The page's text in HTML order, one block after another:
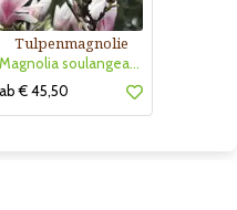
Tulpenmagnolie
Magnolia soulangeana
ab € 45,50